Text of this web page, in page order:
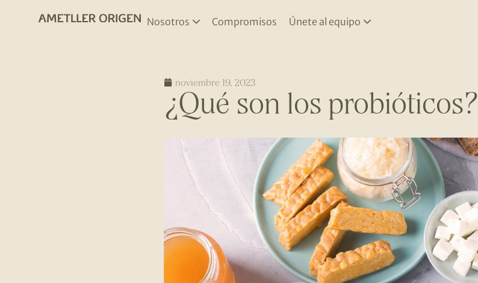
Nosotros Compromisos Únete al equipo
noviembre 19, 2023
¿Qué son los probióticos?